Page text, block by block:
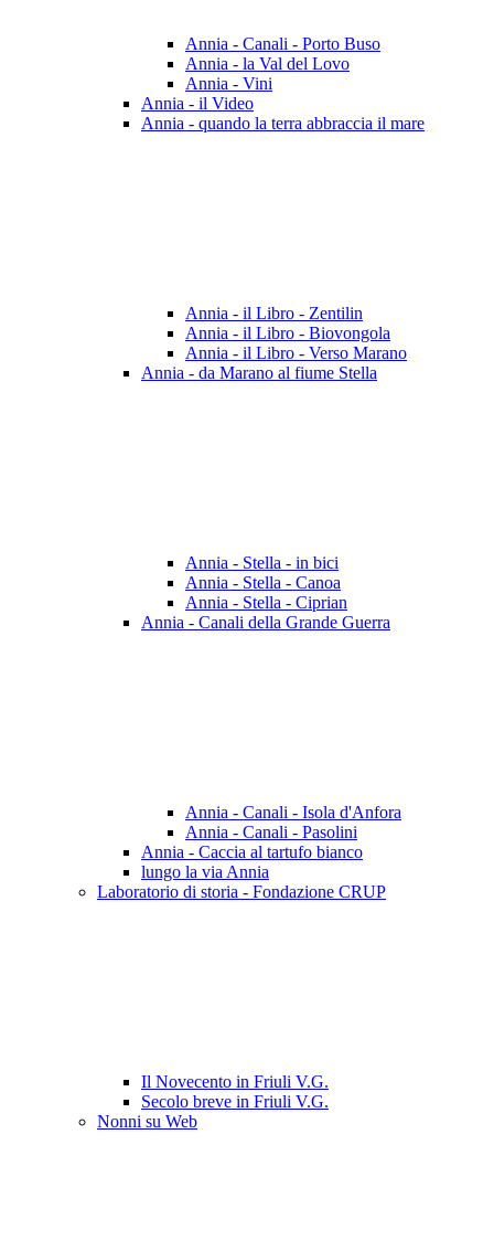
Annia - Canali - Porto Buso
Annia - la Val del Lovo
Annia - Vini
Annia - il Video
Annia - quando la terra abbraccia il mare
Annia - il Libro - Zentilin
Annia - il Libro - Biovongola
Annia - il Libro - Verso Marano
Annia - da Marano al fiume Stella
Annia - Stella - in bici
Annia - Stella - Canoa
Annia - Stella - Ciprian
Annia - Canali della Grande Guerra
Annia - Canali - Isola d'Anfora
Annia - Canali - Pasolini
Annia - Caccia al tartufo bianco
lungo la via Annia
Laboratorio di storia - Fondazione CRUP
Il Novecento in Friuli V.G.
Secolo breve in Friuli V.G.
Nonni su Web